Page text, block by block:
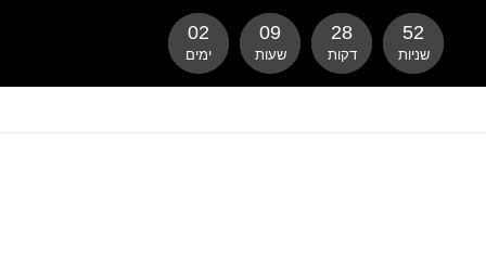
02
ימים
09
שעות
28
דקות
51
שניות